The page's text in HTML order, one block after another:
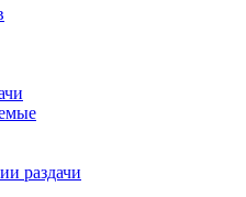
раздачи